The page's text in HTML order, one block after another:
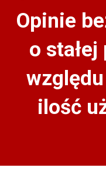
Opinie
o
ilość